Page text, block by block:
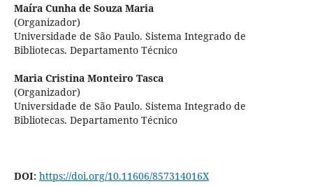
Maíra Cunha de Souza Maria
(Organizador)
Universidade de São Paulo. Sistema Integrado de
Bibliotecas. Departamento Técnico
Maria Cristina Monteiro Tasca
(Organizador)
Universidade de São Paulo. Sistema Integrado de
Bibliotecas. Departamento Técnico
DOI: https://doi.org/10.11606/857314016X